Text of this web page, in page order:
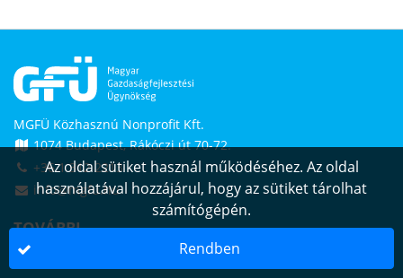
MGFÜ Közhasznú Nonprofit Kft.
1074 Budapest, Rákóczi út 70-72.
+36 1 312 2213
info@mgfu.hu
TOVÁBBI
Az oldal sütiket használ működéséhez. Az oldal
használatával hozzájárul, hogy az sütiket tárolhat
számítógépén.
Rendben